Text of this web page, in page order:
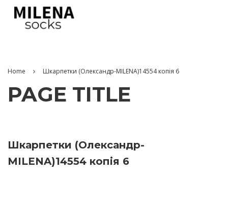
Home Шкарпетки (Олександр-MILENA)14554 копія 6
PAGE TITLE
Шкарпетки (Олександр-
MILENA)14554 копія 6